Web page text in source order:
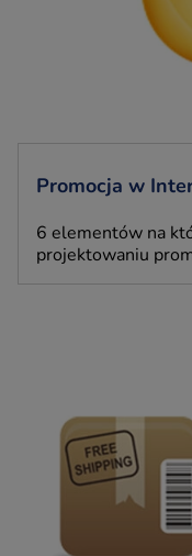
Promocja w
6 elementów na
projektowaniu